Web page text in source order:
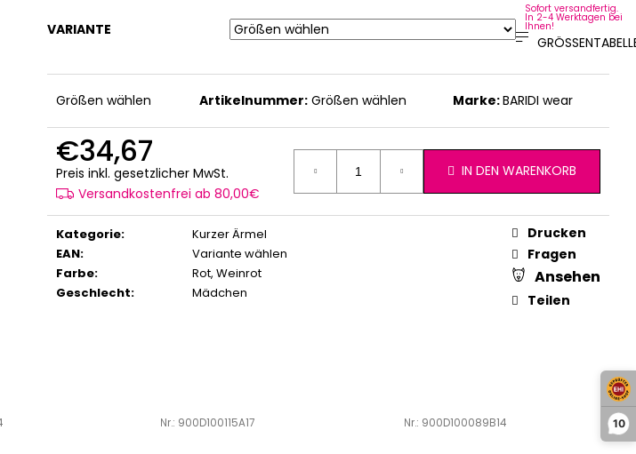
10
VARIANTE
Sofort versandfertig.
In 2-4 Werktagen bei
Ihnen!
GRÖSSENTABELLE
Größen wählen Artikelnummer: Größen wählen Marke:BARIDI wear
€34,67
Preis inkl. gesetzlicher MwSt.
Versandkostenfrei ab 80,00€
IN DEN WARENKORB
Kategorie:
Kurzer Ärmel
EAN:
Variante wählen
Farbe: Rot, Weinrot
Geschlecht: Mädchen
Drucken
Fragen
Ansehen
Teilen
Art.-Nr.: 900D100115A17 Art.-Nr.: 900D100089B14